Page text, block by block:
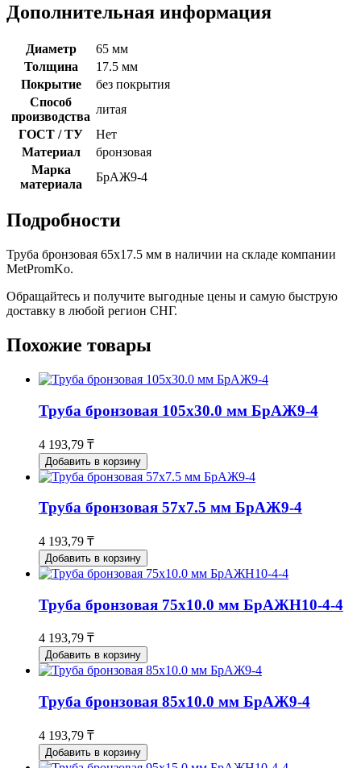
Дополнительная информация
Диаметр
65 мм
Толщина
17.5 мм
Покрытие
без покрытия
Способ
производства
литая
ГОСТ / ТУ
Нет
Материал
бронзовая
Марка
материала
БрАЖ9-4
Подробности
Труба бронзовая 65х17.5 мм в наличии на складе компании
MetPromKo.
Обращайтесь и получите выгодные цены и самую быструю
доставку в любой регион СНГ.
Похожие товары
Труба бронзовая 105х30.0 мм БрАЖ9-4
4 193,79 ₸
Добавить в корзину
Труба бронзовая 57х7.5 мм БрАЖ9-4
4 193,79 ₸
Добавить в корзину
Труба бронзовая 75х10.0 мм БрАЖН10-4-4
4 193,79 ₸
Добавить в корзину
Труба бронзовая 85х10.0 мм БрАЖ9-4
4 193,79 ₸
Добавить в корзину